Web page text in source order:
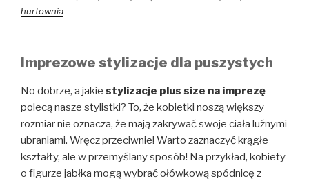
hurtownia
Imprezowe stylizacje dla puszystych
No dobrze, a jakie stylizacje plus size na imprezę
polecą nasze stylistki? To, że kobietki noszą większy
rozmiar nie oznacza, że mają zakrywać swoje ciała luźnymi
ubraniami. Wręcz przeciwnie! Warto zaznaczyć krągłe
kształty, ale w przemyślany sposób! Na przykład, kobiety
o figurze jabłka mogą wybrać ołówkową spódnicę z